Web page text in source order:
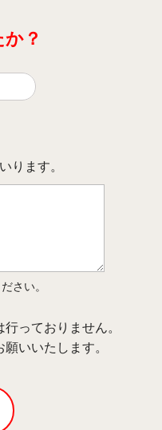
？
ります。
さい。
っておりません。
願いいたします。